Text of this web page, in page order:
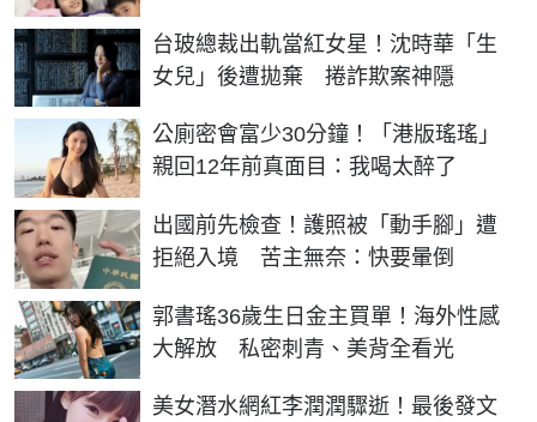
台玻總裁出軌當紅女星！沈時華「生
女兒」後遭拋棄 捲詐欺案神隱
公廁密會富少30分鐘！「港版瑤瑤」
親回12年前真面目：我喝太醉了
出國前先檢查！護照被「動手腳」遭
拒絕入境 苦主無奈：快要暈倒
郭書瑤36歲生日金主買單！海外性感
大解放 私密刺青、美背全看光
美女潛水網紅李潤潤驟逝！最後發文